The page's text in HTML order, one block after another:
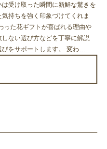
受け取った瞬間に新鮮な驚きを
持ちを強く印象づけてくれま
った花ギフトが喜ばれる理由や
ない選び方などを丁寧に解説
をサポートします。 変わ…